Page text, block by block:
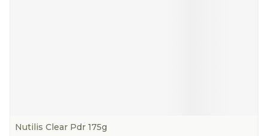
Nutilis Clear Pdr 175g